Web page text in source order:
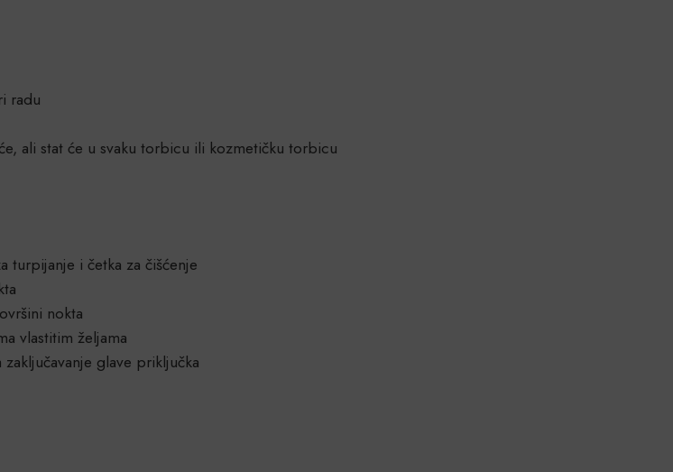
radu
ali stat će u svaku torbicu ili kozmetičku torbicu
turpijanje i četka za čišćenje
nokta
vlastitim željama
glave priključka